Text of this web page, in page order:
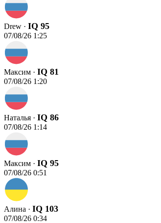
Drew · IQ 95
07/08/26 1:25
Максим · IQ 81
07/08/26 1:20
Наталья · IQ 86
07/08/26 1:14
Максим · IQ 95
07/08/26 0:51
Алина · IQ 103
07/08/26 0:34